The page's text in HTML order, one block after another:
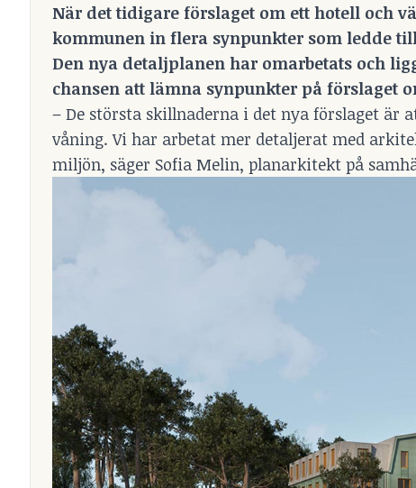
När det tidigare förslaget om ett hotell och
kommunen in flera synpunkter som ledde
Den nya detaljplanen har omarbetats och
chansen att lämna synpunkter på förslaget
– De största skillnaderna i det nya förslaget är
våning. Vi har arbetat mer detaljerat med
miljön, säger Sofia Melin, planarkitekt på